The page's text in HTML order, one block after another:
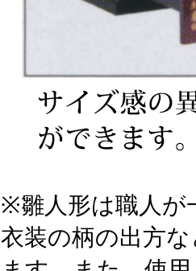
※雛人形は職人が
衣装の柄の出方